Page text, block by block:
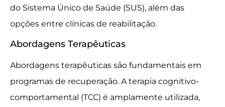
do Sistema Único de Saúde (SUS), além das
opções entre clínicas de reabilitação.
Abordagens Terapêuticas
Abordagens terapêuticas são fundamentais em
programas de recuperação. A terapia cognitivo-
comportamental (TCC) é amplamente utilizada,